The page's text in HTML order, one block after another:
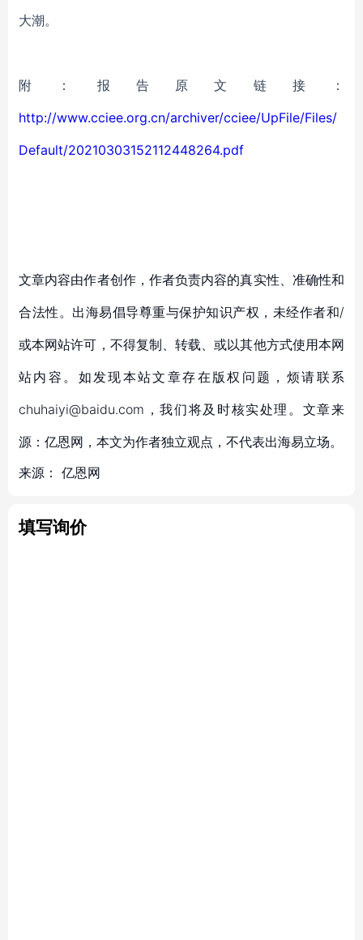
大潮。
附： 报告原文链接：
http://www.cciee.org.cn/archiver/cciee/UpFile/Files/
Default/20210303152112448264.pdf
文章内容由作者创作，作者负责内容的真实性、准确性和
合法性。出海易倡导尊重与保护知识产权，未经作者和/
或本网站许可，不得复制、转载、或以其他方式使用本网
站内容。如发现本站文章存在版权问题，烦请联系
chuhaiyi@baidu.com，我们将及时核实处理。文章来
源：亿恩网，本文为作者独立观点，不代表出海易立场。
来源： 亿恩网
填写询价